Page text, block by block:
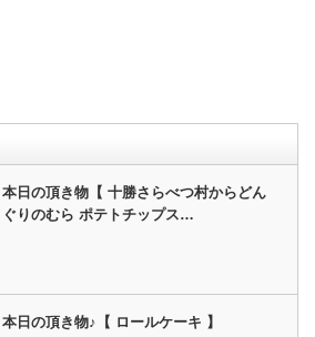
本日の頂き物【 十勝さらべつ村からどん
ぐりのむら ポテトチップス…
本日の頂き物♪【 ロールケーキ 】